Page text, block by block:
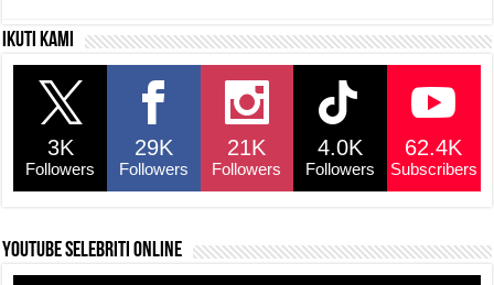
c
e
b
o
o
k
s
p
a
y
Li
n
k
e
Ikuti kami
3K
Followers
29K
Followers
21K
Followers
4.0K
Followers
62.4K
Subscribers
YouTube selebriti online